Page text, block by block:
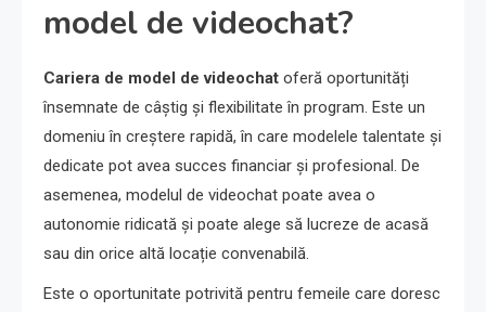
model de videochat?
Cariera de model de videochat oferă oportunități
însemnate de câștig și flexibilitate în program. Este un
domeniu în creștere rapidă, în care modelele talentate și
dedicate pot avea succes financiar și profesional. De
asemenea, modelul de videochat poate avea o
autonomie ridicată și poate alege să lucreze de acasă
sau din orice altă locație convenabilă.
Este o oportunitate potrivită pentru femeile care doresc